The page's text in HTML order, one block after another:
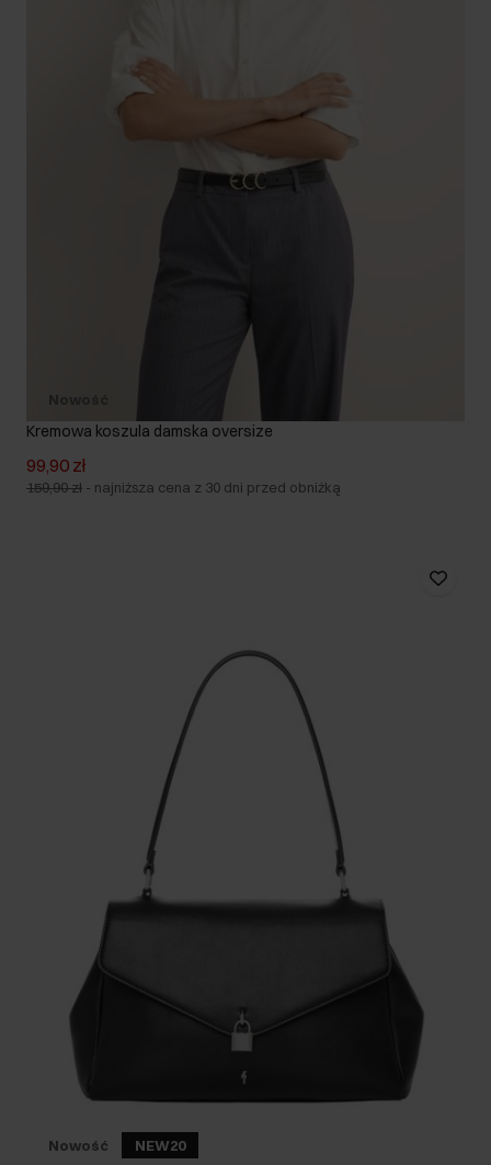
Kremowa koszula damska oversize
99,90 zł
159,90 zł - najniższa cena z 30 dni przed obniżką
Nowość NEW20